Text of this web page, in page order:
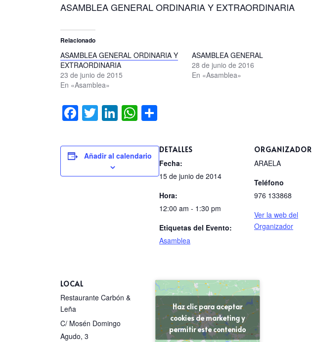
ASAMBLEA GENERAL ORDINARIA Y EXTRAORDINARIA
Relacionado
ASAMBLEA GENERAL ORDINARIA Y
EXTRAORDINARIA
23 de junio de 2015
En «Asamblea»
ASAMBLEA GENERAL
28 de junio de 2016
En «Asamblea»
Facebook
TwitterLinkedIn
WhatsApp
Añadir al calendario
DETALLES
Fecha:
15 de junio de 2014
Hora:
12:00 am - 1:30 pm
Etiquetas del Evento:
Asamblea
ORGANIZADOR
ARAELA
Teléfono
976 133868
Ver la web del
Organizador
LOCAL
Restaurante Carbón &
Leña
C/ Mosén Domingo
Agudo, 3
Haz clic para aceptar
cookies de marketing y
permitir este contenido